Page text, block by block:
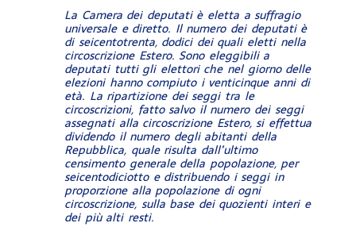
La Camera dei deputati è eletta a suffragio
universale e diretto. Il numero dei deputati è
di seicentotrenta, dodici dei quali eletti nella
circoscrizione Estero. Sono eleggibili a
deputati tutti gli elettori che nel giorno delle
elezioni hanno compiuto i venticinque anni di
età. La ripartizione dei seggi tra le
circoscrizioni, fatto salvo il numero dei seggi
assegnati alla circoscrizione Estero, si effettua
dividendo il numero degli abitanti della
Repubblica, quale risulta dall’ultimo
censimento generale della popolazione, per
seicentodiciotto e distribuendo i seggi in
proporzione alla popolazione di ogni
circoscrizione, sulla base dei quozienti interi e
dei più alti resti.